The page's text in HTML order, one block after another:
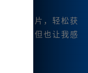
分割图片，轻松获
时间，但也让我感